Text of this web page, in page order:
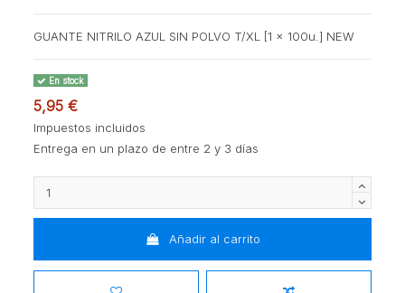
GUANTE NITRILO AZUL SIN POLVO T/XL [1 x 100u.] NEW
En stock
5,95 €
Impuestos incluidos
Entrega en un plazo de entre 2 y 3 días
Añadir al carrito